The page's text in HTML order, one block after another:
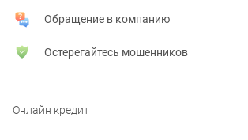
Онлайн кредит
Обращение в компанию
Остерегайтесь мошенников